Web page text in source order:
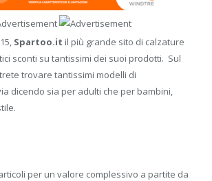
Spartoo.it il più grande sito di calzature
sconti su tantissimi dei suoi prodotti. Sul
trovare tantissimi modelli di
dicendo sia per adulti che per bambini,
per un valore complessivo a partite da